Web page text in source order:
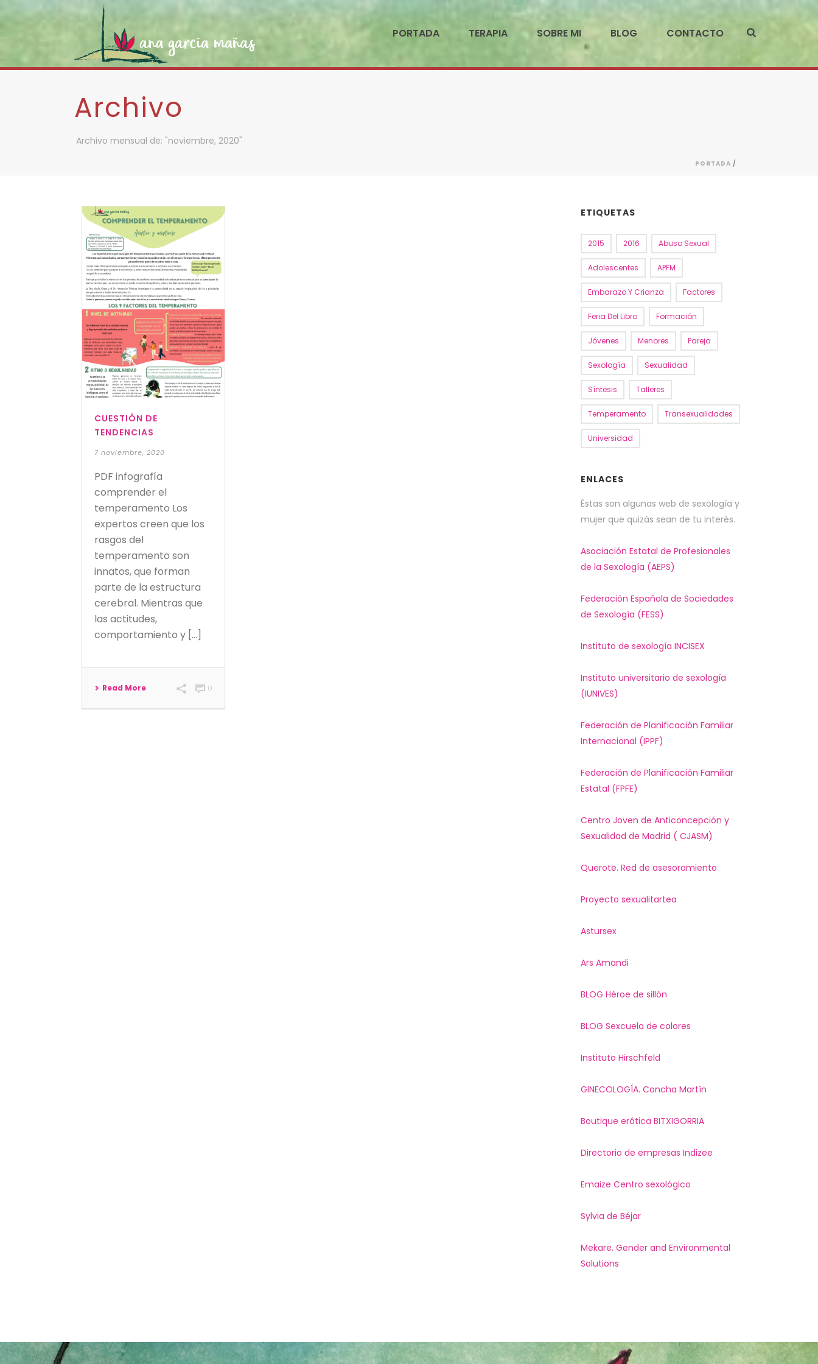
PORTADA TERAPIA SOBRE MI BLOG CONTACTO
Archivo
Archivo mensual de: "noviembre, 2020"
PORTADA /
CUESTIÓN DE
TENDENCIAS
7 noviembre, 2020
PDF infografía
comprender el
temperamento Los
expertos creen que los
rasgos del
temperamento son
innatos, que forman
parte de la estructura
cerebral. Mientras que
las actitudes,
comportamiento y [...]
Read More 0
ETIQUETAS
2015 2016 Abuso Sexual
Adolescentes APFM
Embarazo Y Crianza Factores
Feria Del Libro Formación
Jóvenes Menores Pareja
Sexología Sexualidad
Síntesis Talleres
Temperamento Transexualidades
Universidad
ENLACES
Éstas son algunas web de sexología y
mujer que quizás sean de tu interés.
Asociación Estatal de Profesionales
de la Sexología (AEPS)
Federación Española de Sociedades
de Sexología (FESS)
Instituto de sexología INCISEX
Instituto universitario de sexología
(IUNIVES)
Federación de Planificación Familiar
Internacional (IPPF)
Federación de Planificación Familiar
Estatal (FPFE)
Centro Joven de Anticoncepción y
Sexualidad de Madrid ( CJASM)
Querote. Red de asesoramiento
Proyecto sexualitartea
Astursex
Ars Amandi
BLOG Héroe de sillón
BLOG Sexcuela de colores
Instituto Hirschfeld
GINECOLOGÍA. Concha Martín
Boutique erótica BITXIGORRIA
Directorio de empresas Indizee
Emaize Centro sexológico
Sylvia de Béjar
Mekare. Gender and Environmental
Solutions